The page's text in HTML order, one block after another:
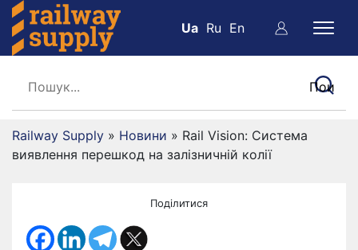
Ua Ru En
Railway Supply » Новини » Rail Vision: Система
виявлення перешкод на залізничній колії
Поділитися